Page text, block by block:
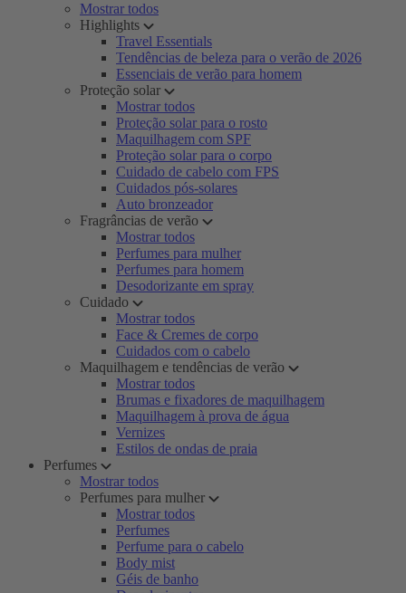
Mostrar todos
Highlights
Travel Essentials
Tendências de beleza para o verão de 2026
Essenciais de verão para homem
Proteção solar
Mostrar todos
Proteção solar para o rosto
Maquilhagem com SPF
Proteção solar para o corpo
Cuidado de cabelo com FPS
Cuidados pós-solares
Auto bronzeador
Fragrâncias de verão
Mostrar todos
Perfumes para mulher
Perfumes para homem
Desodorizante em spray
Cuidado
Mostrar todos
Face & Cremes de corpo
Cuidados com o cabelo
Maquilhagem e tendências de verão
Mostrar todos
Brumas e fixadores de maquilhagem
Maquilhagem à prova de água
Vernizes
Estilos de ondas de praia
Perfumes
Mostrar todos
Perfumes para mulher
Mostrar todos
Perfumes
Perfume para o cabelo
Body mist
Géis de banho